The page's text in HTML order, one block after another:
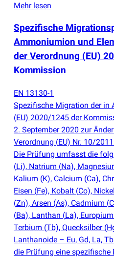
Mehr lesen
Spezifische
Ammoniumion und
der Verordnung (EU)
Kommission
EN 13130-1
Spezifische Migration der in
(EU) 2020/1245 der
2. September 2020 zur
Verordnung (EU) Nr. 10/
Die Prüfung umfasst die
(Li), Natrium (Na),
Kalium (K), Calcium (Ca),
Eisen (Fe), Kobalt (Co), Nickel
(Zn), Arsen (As), Cadmium (
(Ba), Lanthan (La), Europium
Terbium (Tb), Quecksilber (
Lanthanoide – Eu, Gd, La,
die Prüfung eine